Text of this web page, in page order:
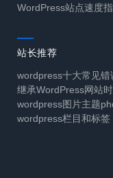
WordPress站点速度
站长推荐
wordpress十大常见
继承WordPress网站
wordpress图片主题
wordpress栏目和标